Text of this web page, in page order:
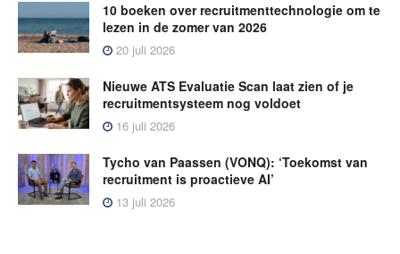
10 boeken over recruitmenttechnologie om te
lezen in de zomer van 2026
20 juli 2026
Nieuwe ATS Evaluatie Scan laat zien of je
recruitmentsysteem nog voldoet
16 juli 2026
Tycho van Paassen (VONQ): ‘Toekomst van
recruitment is proactieve AI’
13 juli 2026